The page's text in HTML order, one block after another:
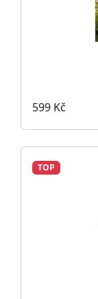
599 Kč
TOP